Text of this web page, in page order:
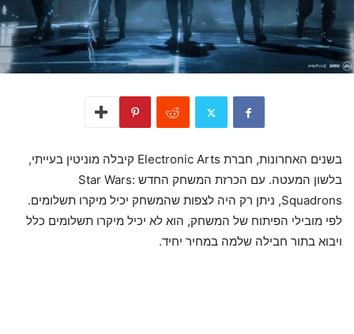
בשנים האחרונות, חברת Electronic Arts קיבלה מוניטין בעייתי,
בלשון המעטה. עם הכרזת המשחק החדש Star Wars:
Squadrons, ניתן רק היה לצפות שהמשחק יכיל מיקרו תשלומים.
לפי מובילי הפיתוח של המשחק, הוא לא יכיל מיקרו תשלומים כלל
ויבוא בתור חבילה שלמה במחיר יחיד.